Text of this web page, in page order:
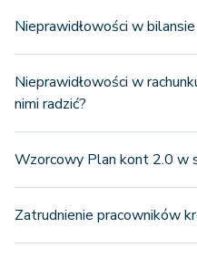
Nieprawidłowości w
Nieprawidłowości w
nimi radzić?
Wzorcowy Plan kont 2.0 w
Zatrudnienie pracowników